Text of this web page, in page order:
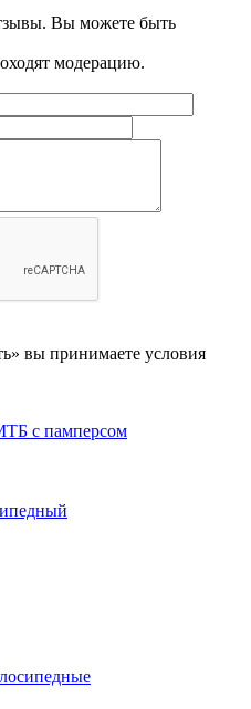
Вы можете быть
модерацию.
вы принимаете условия
с памперсом